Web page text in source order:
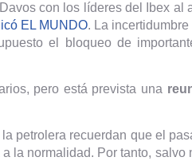
con los líderes del Ibex al
EL MUNDO. La
el bloqueo de
pero está prevista una
petrolera recuerdan que el
la normalidad. Por tanto, salvo